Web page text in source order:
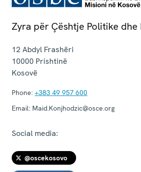
Zyra për Çështje Politike
12 Abdyl Frashëri
10000 Prishtinë
Kosovë
Phone: +383 49 957 600
Email: Maid.Konjhodzic@osce.org
Social media:
@oscekosovo